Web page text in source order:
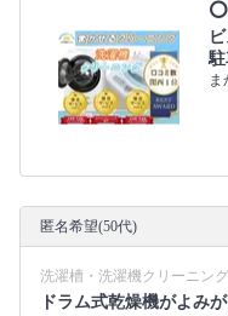
ま
匿名希望(50代)
洗濯槽・洗濯機クリーニン
ドラム式乾燥機がよみ